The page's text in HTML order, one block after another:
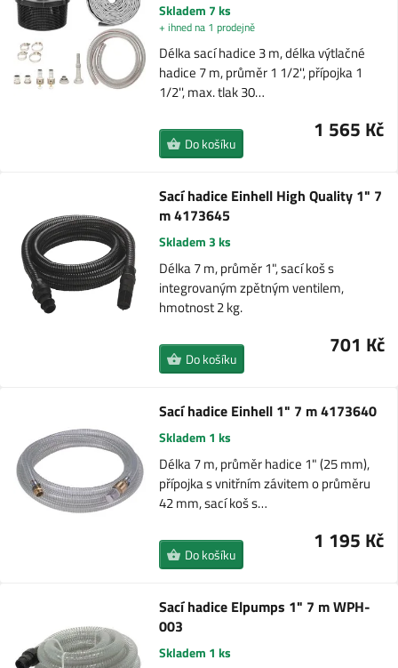
Skladem 7 ks
+ ihned na 1 prodejně
Délka sací hadice 3 m, délka výtlačné
hadice 7 m, průměr 1 1/2'', přípojka 1
1/2'', max. tlak 30…
1 565 Kč
Do košíku
Sací hadice Einhell High Quality 1" 7
m 4173645
Skladem 3 ks
Délka 7 m, průměr 1", sací koš s
integrovaným zpětným ventilem,
hmotnost 2 kg.
701 Kč
Do košíku
Sací hadice Einhell 1" 7 m 4173640
Skladem 1 ks
Délka 7 m, průměr hadice 1" (25 mm),
přípojka s vnitřním závitem o průměru
42 mm, sací koš s…
1 195 Kč
Do košíku
Sací hadice Elpumps 1" 7 m WPH-
003
Skladem 1 ks